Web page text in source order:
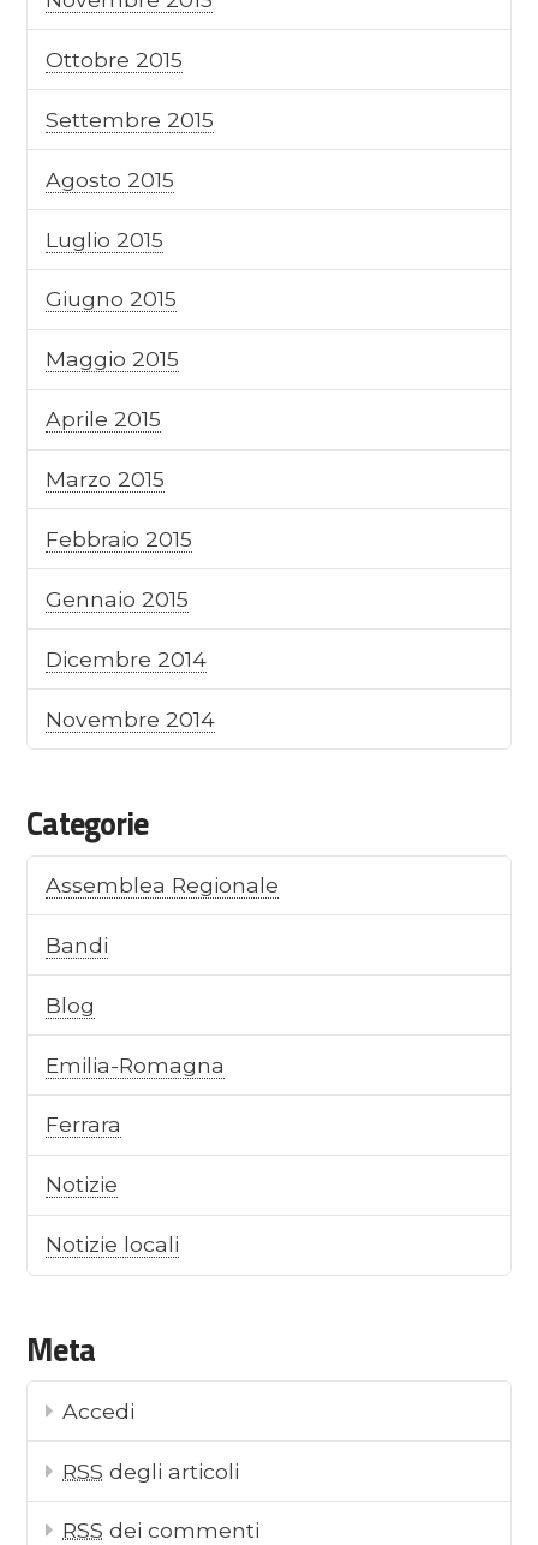
Ottobre 2015
Settembre 2015
Agosto 2015
Luglio 2015
Giugno 2015
Maggio 2015
Aprile 2015
Marzo 2015
Febbraio 2015
Gennaio 2015
Dicembre 2014
Novembre 2014
Categorie
Assemblea Regionale
Bandi
Blog
Emilia-Romagna
Ferrara
Notizie
Notizie locali
Meta
Accedi
RSS degli articoli
RSS dei commenti